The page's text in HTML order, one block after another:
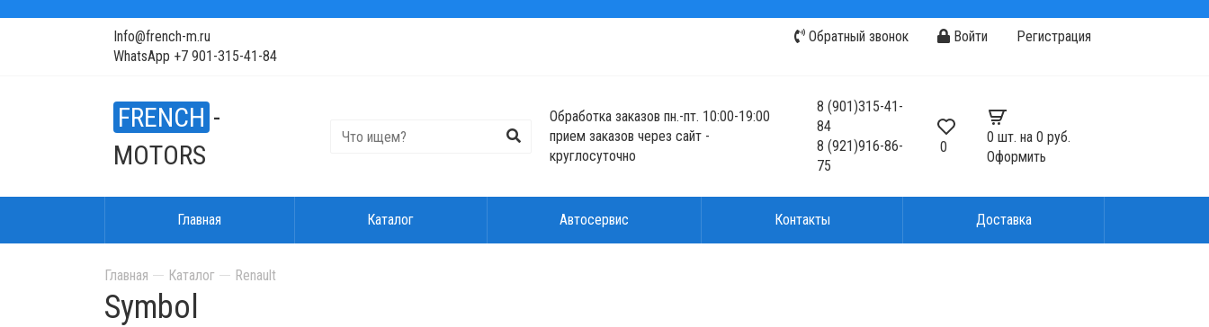
Info@french-m.ru
WhatsApp +7 901-315-41-84
Обратный звонок Войти Регистрация
FRENCH -
MOTORS
Обработка заказов пн.-пт. 10:00-19:00
прием заказов через сайт -
круглосуточно
8(901)315-41-
84
8(921)916-86-
75
0
0 шт. на 0 руб.
Оформить
Главная Каталог Автосервис Контакты Доставка
Главная Каталог Renault
Symbol